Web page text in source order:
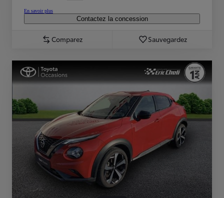
En savoir plus
Contactez la concession
Comparez Sauvegardez